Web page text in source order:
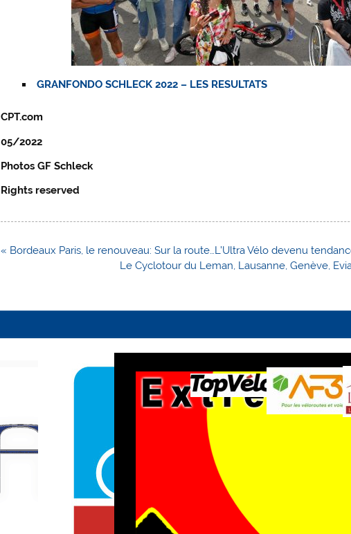
GRANFONDO SCHLECK 2022 – LES RESULTATS
CPT.com
05/2022
Photos GF Schleck
Rights reserved
Navigation
« Bordeaux Paris, le renouveau: Sur la route…L’Ultra Vélo devenu
Le Cyclotour du Leman, Lausanne, Genève,